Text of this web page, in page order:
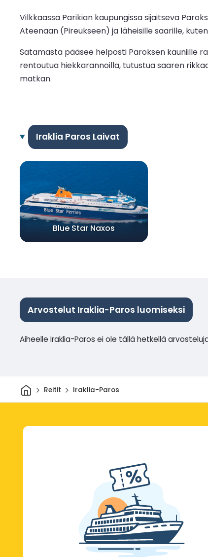
Vilkkaassa Parikian kaupungissa sijaitseva
Ateenaan (Pireukseen) ja läheisille saarille,
Satamasta pääsee helposti Paroksen kauniille
rentoutua hiekkarannoilla, tutustua saaren
matkan.
Iraklia Paros Laivat
Blue Star Naxos
Arvostelut Iraklia-Paros luomiseksi
Aiheelle Iraklia-Paros ei ole tällä hetkellä
KotiinReitit Iraklia-Paros